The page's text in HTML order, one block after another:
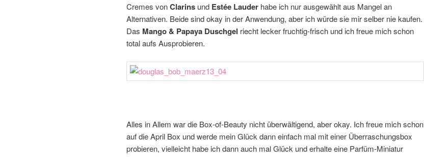
Cremes vonClarins und Estée Lauder habe ich nur ausgewählt aus Mangel an
Alternativen. Beide sind okay in der Anwendung, aber ich würde sie mir selber nie kaufen.
Das Mango & Papaya Duschgel riecht lecker fruchtig-frisch und ich freue mich schon
total aufs Ausprobieren.
Alles in Allem war die Box-of-Beauty nicht überwältigend, aber okay. Ich freue mich schon
auf die April Box und werde mein Glück dann einfach mal mit einer Überraschungsbox
probieren, vielleicht habe ich dann auch mal Glück und erhalte eine Parfüm-Miniatur